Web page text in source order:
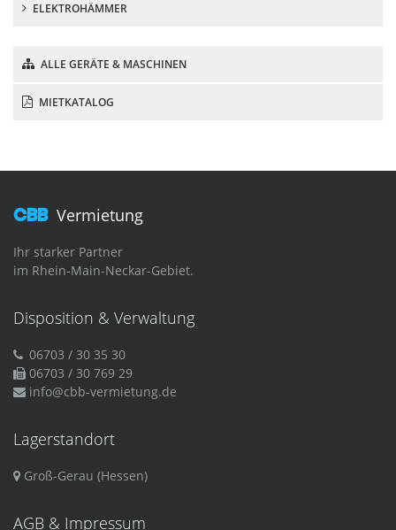
ELEKTROHÄMMER
ALLE GERÄTE & MASCHINEN
MIETKATALOG
CBB Vermietung
Ihr starker Partner
im Rhein-Main-Neckar-Gebiet.
Disposition & Verwaltung
06703 / 30 35 30
06703 / 30 769 29
info@cbb-vermietung.de
Lagerstandort
Groß-Gerau (Hessen)
AGB & Impressum